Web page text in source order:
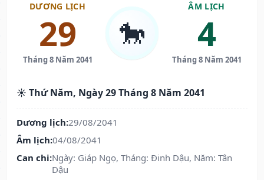
DƯƠNG LỊCH
29
Tháng 8 Năm 2041
🐎
ÂM LỊCH
4
Tháng 8 Năm 2041
☀️ Thứ Năm, Ngày 29 Tháng 8 Năm 2041
Dương lịch:29/08/2041
Âm lịch:04/08/2041
Can chi:Ngày: Giáp Ngọ, Tháng: Đinh Dậu, Năm: Tân
Dậu